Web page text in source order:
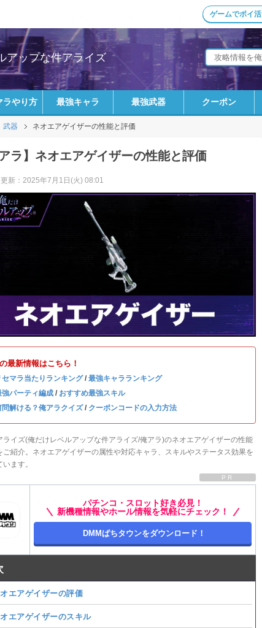
ゲームでポイ活
アップな件アライズ
ラやり方 最強キャラ 最強武器 クーポン
武器 ネオエアゲイザーの性能と評価
アラ】ネオエアゲイザーの性能と評価
新：2025年7月1日(火) 08:01
最新情報はこちら！
セマラ当たりランキング/ 最強キャラランキング
強パーティ編成 / おすすめ最強スキル
問解ける？俺アラクイズ/ クーポンコードの入力方法
ライズ(俺だけレベルアップな件アライズ/俺アラ)のネオエアゲイザーの性能
ご紹介。ネオエアゲイザーの属性や対応キャラ、スキルやステータス効果を
ます。
PR
パチンコ・スロット好き必見！
新機種情報やホール情報を気軽にチェック！
DMMぱちタウンをダウンロード！
エアゲイザーの評価
エアゲイザーのスキル